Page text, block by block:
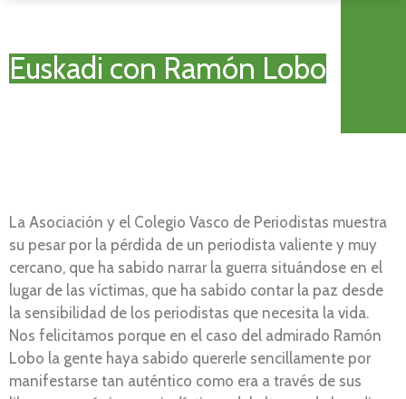
Euskadi con Ramón Lobo
La Asociación y el Colegio Vasco de Periodistas muestra
su pesar por la pérdida de un periodista valiente y muy
cercano, que ha sabido narrar la guerra situándose en el
lugar de las víctimas, que ha sabido contar la paz desde
la sensibilidad de los periodistas que necesita la vida.
Nos felicitamos porque en el caso del admirado Ramón
Lobo la gente haya sabido quererle sencillamente por
manifestarse tan auténtico como era a través de sus